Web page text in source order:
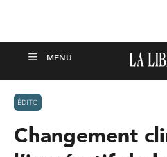
ÉDITO
Changement